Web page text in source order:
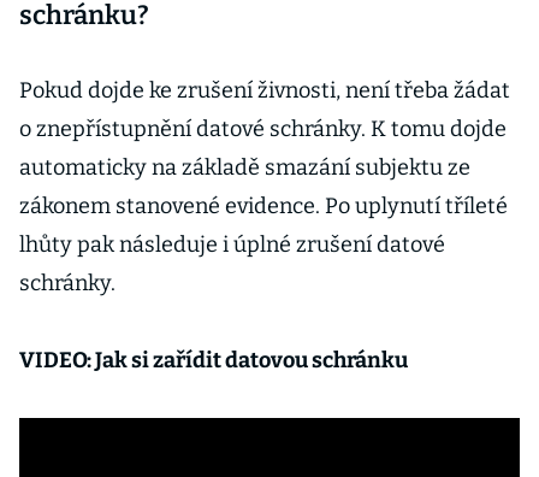
schránku?
Pokud dojde ke zrušení živnosti, není třeba žádat
o znepřístupnění datové schránky. K tomu dojde
automaticky na základě smazání subjektu ze
zákonem stanovené evidence. Po uplynutí tříleté
lhůty pak následuje i úplné zrušení datové
schránky.
VIDEO: Jak si zařídit datovou schránku